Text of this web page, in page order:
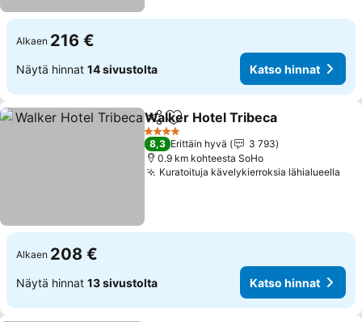
Alkaen 216 €
Näytä hinnat 14 sivustolta Katso hinnat
Jaa Lisää suosikkeihin
Walker Hotel Tribeca
4 Tähtiluokitus
8,3 Erittäin hyvä
3 793
0.9 km kohteesta SoHo
Kuratoituja kävelykierroksia lähialueella
Alkaen 208 €
Näytä hinnat 13 sivustolta Katso hinnat